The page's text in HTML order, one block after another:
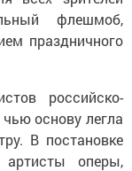
флешмоб,
праздничного
российско-
основу легла
В постановке
оперы,